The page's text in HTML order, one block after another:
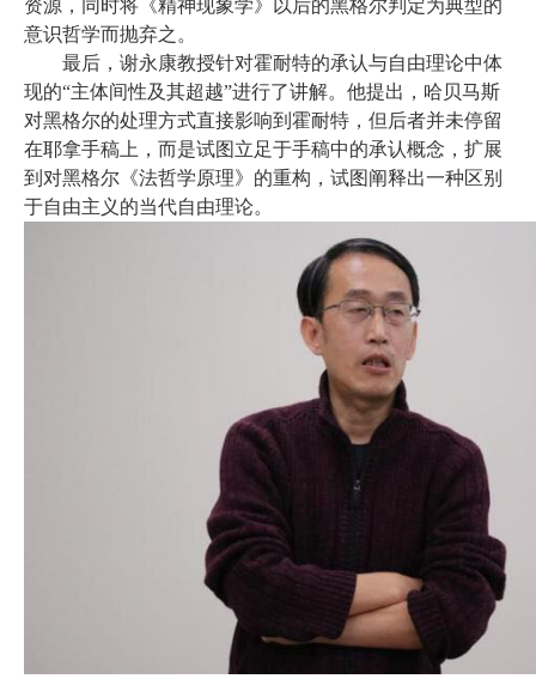
资源，同时将《精神现象学》以后的黑格尔判定为典型的
意识哲学而抛弃之。
最后，谢永康教授针对霍耐特的承认与自由理论中体
现的“主体间性及其超越”进行了讲解。他提出，哈贝马斯
对黑格尔的处理方式直接影响到霍耐特，但后者并未停留
在耶拿手稿上，而是试图立足于手稿中的承认概念，扩展
到对黑格尔《法哲学原理》的重构，试图阐释出一种区别
于自由主义的当代自由理论。